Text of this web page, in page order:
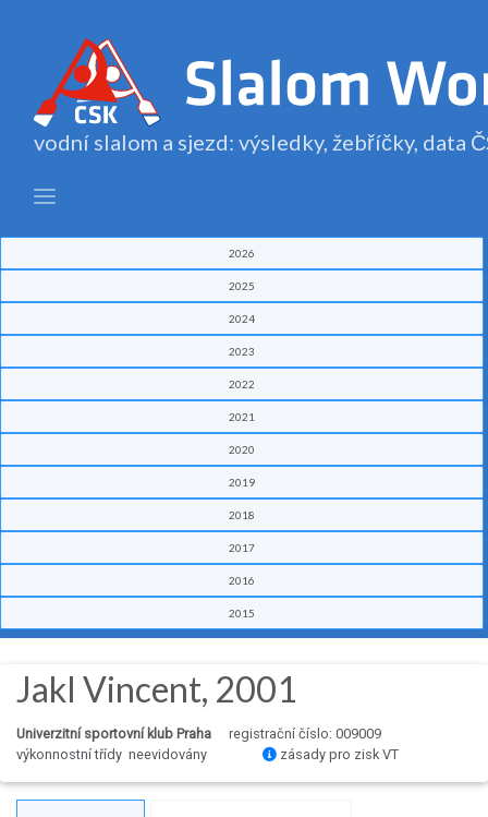
vodní slalom a sjezd: výsledky, žebříčky, data
2026
2025
2024
2023
2022
2021
2020
2019
2018
2017
2016
2015
Jakl Vincent, 2001
Univerzitní sportovní klub Praha
registrační číslo: 009009
výkonnostní třídy neevidovány
zásady pro zisk VT